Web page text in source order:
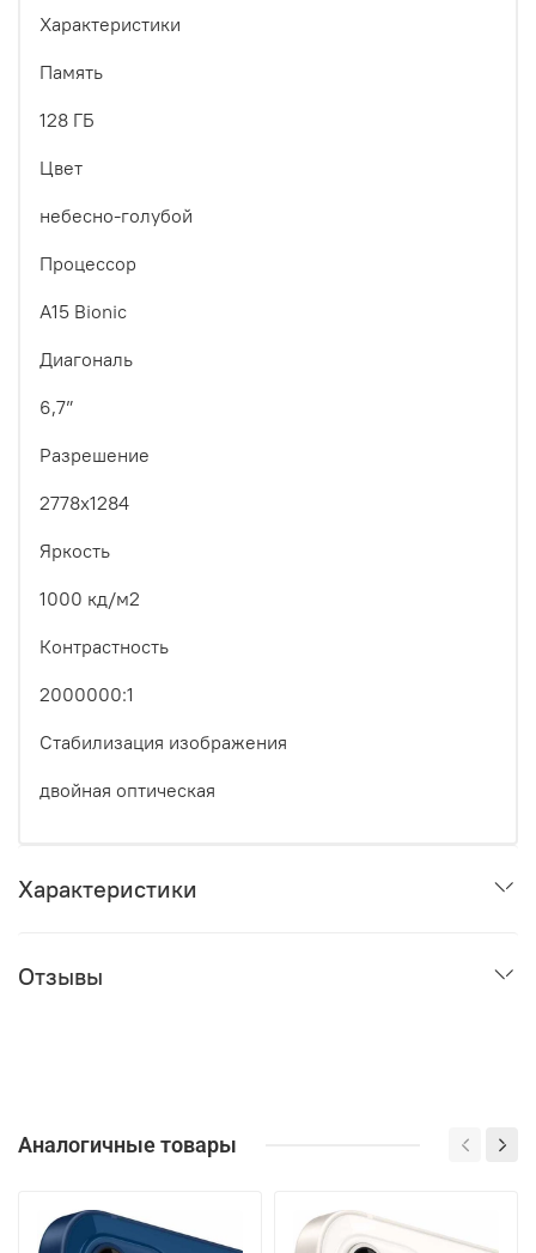
Характеристики
Память
128 ГБ
Цвет
небесно-голубой
Процессор
A15 Bionic
Диагональ
6,7”
Разрешение
2778x1284
Яркость
1000 кд/м2
Контрастность
2000000:1
Стабилизация изображения
двойная оптическая
Характеристики
Отзывы
Аналогичные товары